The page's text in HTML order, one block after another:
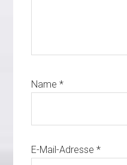
Name*
E-Mail-Adresse*